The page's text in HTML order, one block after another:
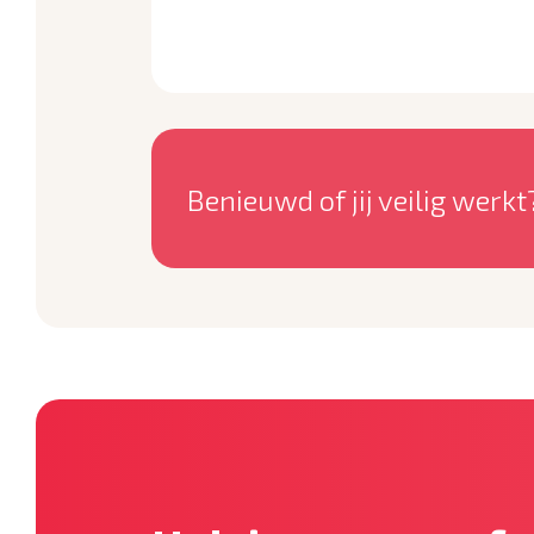
Benieuwd of jij veilig